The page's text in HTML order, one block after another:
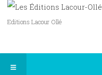
Editions Lacour Ollé